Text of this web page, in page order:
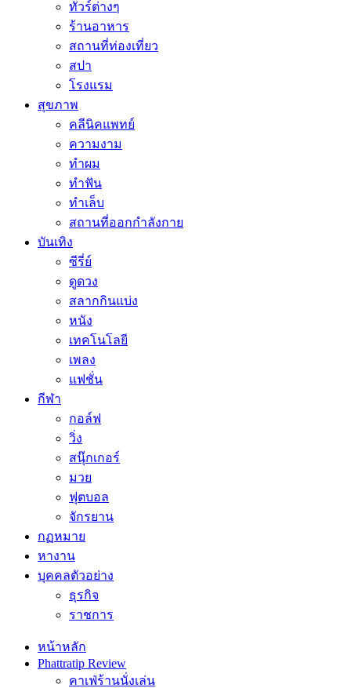
ทัวร์ต่างๆ
ร้านอาหาร
สถานที่ท่องเที่ยว
สปา
โรงแรม
สุขภาพ
คลีนิคแพทย์
ความงาม
ทำผม
ทำฟัน
ทำเล็บ
สถานที่ออกกำลังกาย
บันเทิง
ซีรี่ย์
ดูดวง
สลากกินแบ่ง
หนัง
เทคโนโลยี
เพลง
แฟชั่น
กีฬา
กอล์ฟ
วิ่ง
สนุ๊กเกอร์
มวย
ฟุตบอล
จักรยาน
กฏหมาย
หางาน
บุคคลตัวอย่าง
ธุรกิจ
ราชการ
หน้าหลัก
Phattratip Review
คาเฟ่ร้านนั่งเล่น